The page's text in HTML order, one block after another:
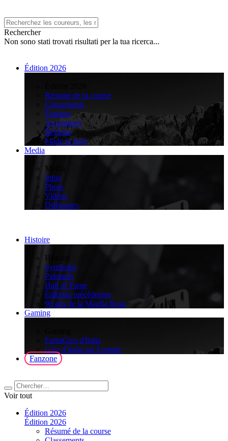
Rechercher
Non sono stati trovati risultati per la tua ricerca...
Édition 2026
Résumé de la course
Classements
Équipes
Ascensions
Régions
Made in Italy
Media
Media
Infos
Photo
Vidéos
Diffuseurs
Histoire
Histoire
Symboles
Palmarès
Hall of Fame
Éditions précédentes
90 ans de la Maglia Rosa
Gaming
FantaGiro d'Italia
Giro d'Italia sur Fortnite
Fanzone
Voir tout
Édition 2026
Édition 2026
Résumé de la course